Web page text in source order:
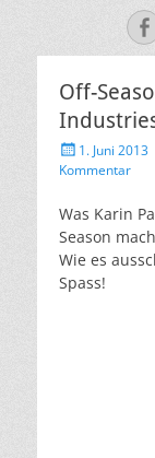
Off-
Veröffentlicht
am
1. Juni 2013
Kommentar
Was Karin
Season
Wie es
Spass!